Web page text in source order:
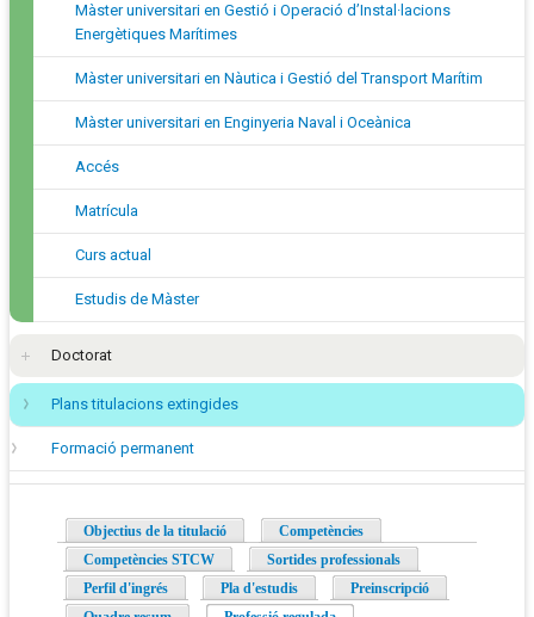
Màster universitari en Gestió i Operació d’Instal·lacions
Energètiques Marítimes
Màster universitari en Nàutica i Gestió del Transport Marítim
Màster universitari en Enginyeria Naval i Oceànica
Accés
Matrícula
Curs actual
Estudis de Màster
Doctorat
Plans titulacions extingides
Formació permanent
Objectius de la titulació
Competències
Competències STCW
Sortides professionals
Perfil d'ingrés
Pla d'estudis
Preinscripció